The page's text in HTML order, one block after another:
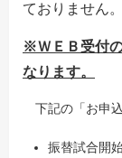
ておりません。
※ＷＥＢ受付の
なります。
下記の「お申込
振替試合開